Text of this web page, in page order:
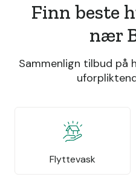
Finn beste
nær
Sammenlign tilbud på
Flyttevask